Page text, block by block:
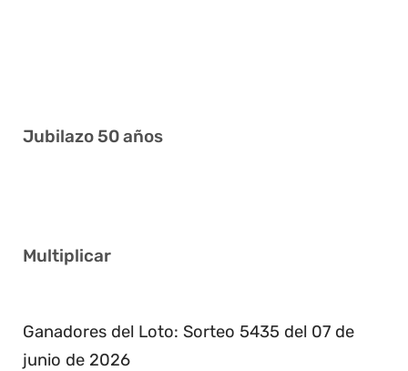
Jubilazo 50 años
Multiplicar
Ganadores del Loto: Sorteo 5435 del 07 de
junio de 2026